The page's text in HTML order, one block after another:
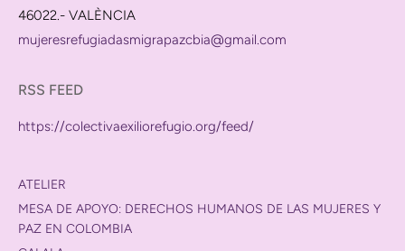
46022.- VALÈNCIA
mujeresrefugiadasmigrapazcbia@gmail.com
RSS FEED
https://colectivaexiliorefugio.org/feed/
ATELIER
MESA DE APOYO: DERECHOS HUMANOS DE LAS MUJERES Y
PAZ EN COLOMBIA